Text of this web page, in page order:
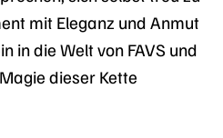
mit Eleganz und Anmut
in die Welt von FAVS und
dieser Kette